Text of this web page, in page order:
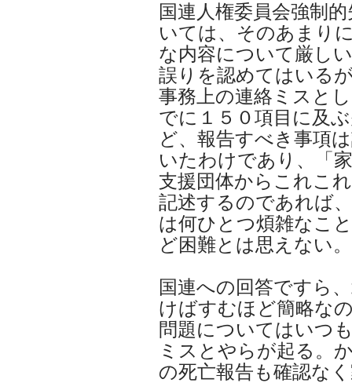
国連人権委員会強制
いては、そのあまり
な内容について厳し
誤りを認めてはいる
事務上の連絡ミスと
でに１５０項目に及
ど、報告すべき事項
いたわけであり、「
支援団体からこれこ
記述するのであれば
は何ひとつ煩雑なこ
ど困難とは思えない。
国連への回答ですら
けばすむほど簡略な
問題についてはいつ
ミスとやらが起る。
の死亡報告も確認な